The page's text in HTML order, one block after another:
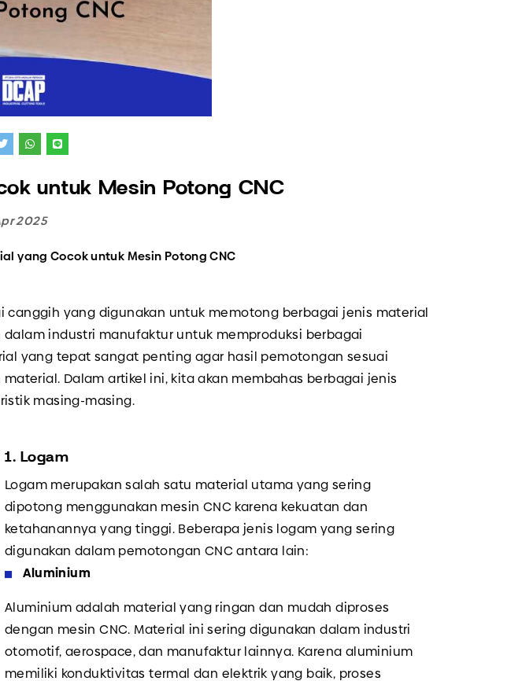
untuk Mesin Potong CNC
2025
yang Cocok untuk Mesin Potong CNC
canggih yang digunakan untuk memotong berbagai jenis material
industri manufaktur untuk memproduksi berbagai
yang tepat sangat penting agar hasil pemotongan sesuai
Dalam artikel ini, kita akan membahas berbagai jenis
masing-masing.
1. Logam
Logam merupakan salah satu material utama yang sering
dipotong menggunakan mesin CNC karena kekuatan dan
ketahanannya yang tinggi. Beberapa jenis logam yang sering
digunakan dalam pemotongan CNC antara lain:
Aluminium
Aluminium adalah material yang ringan dan mudah diproses
dengan mesin CNC. Material ini sering digunakan dalam industri
otomotif, aerospace, dan manufaktur lainnya. Karena aluminium
memiliki konduktivitas termal dan elektrik yang baik, proses